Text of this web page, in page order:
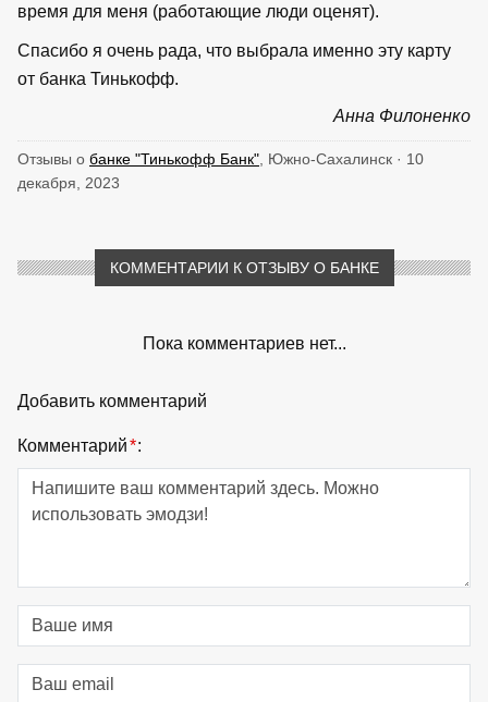
время для меня (работающие люди оценят).
Спасибо я очень рада, что выбрала именно эту карту
от банка Тинькофф.
Анна Филоненко
Отзывы о банке "Тинькофф Банк" , Южно-Сахалинск · 10
декабря, 2023
КОММЕНТАРИИ К ОТЗЫВУ О БАНКЕ
Пока комментариев нет...
Добавить комментарий
Комментарий*: